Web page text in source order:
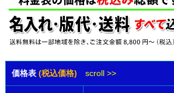
価格表 (税込価格) scroll >>